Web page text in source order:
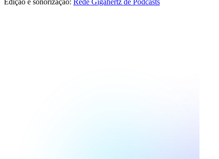
Edição e sonorização: Rede Gigahertz de Podcasts